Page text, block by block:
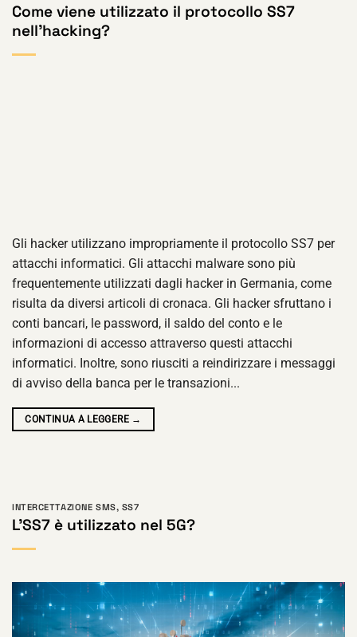
Come viene utilizzato il protocollo SS7
nell'hacking?
Gli hacker utilizzano impropriamente il protocollo SS7 per
attacchi informatici. Gli attacchi malware sono più
frequentemente utilizzati dagli hacker in Germania, come
risulta da diversi articoli di cronaca. Gli hacker sfruttano i
conti bancari, le password, il saldo del conto e le
informazioni di accesso attraverso questi attacchi
informatici. Inoltre, sono riusciti a reindirizzare i messaggi
di avviso della banca per le transazioni...
CONTINUA A LEGGERE →
INTERCETTAZIONE SMS, SS7
L'SS7 è utilizzato nel 5G?